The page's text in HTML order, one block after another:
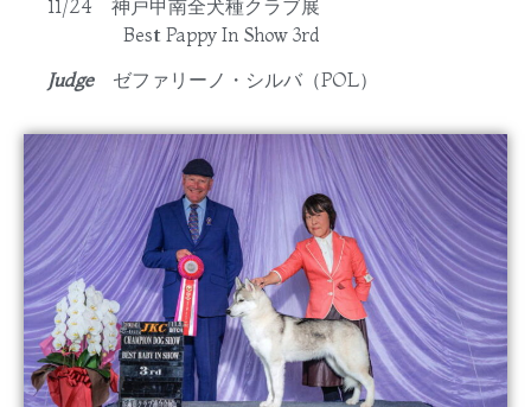
11/24 神戸甲南全犬種クラブ展
Best Pappy In Show 3rd
Judge ゼファリーノ・シルバ（POL）